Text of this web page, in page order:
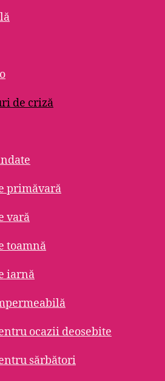
de criză
primăvară
vară
toamnă
iarnă
ocazii deosebite
sărbători